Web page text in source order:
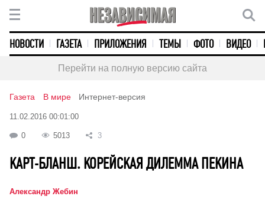
НОВОСТИ ГАЗЕТА ПРИЛОЖЕНИЯ ТЕМЫ ФОТО ВИДЕО
Перейти на полную версию сайта
Газета В мире Интернет-версия
11.02.2016 00:01:00
0 5013 3
КАРТ-БЛАНШ. КОРЕЙСКАЯ ДИЛЕММА ПЕКИНА
Александр Жебин